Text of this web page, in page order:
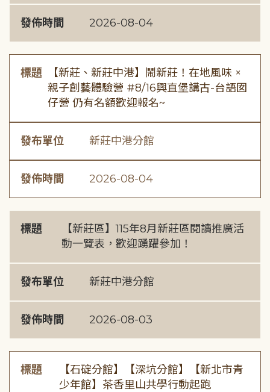
發佈時間 2026-08-04
標題
【新莊、新莊中港】鬧新莊！在地風味 ×
親子創藝體驗營 #8/16興直堡講古-台語囡
仔營 仍有名額歡迎報名~
發布單位 新莊中港分館
發佈時間 2026-08-04
標題
【新莊區】115年8月新莊區閱讀推廣活
動一覽表，歡迎踴躍參加！
發布單位 新莊中港分館
發佈時間 2026-08-03
標題
【石碇分館】【深坑分館】【新北市青
少年館】茶香里山共學行動起跑